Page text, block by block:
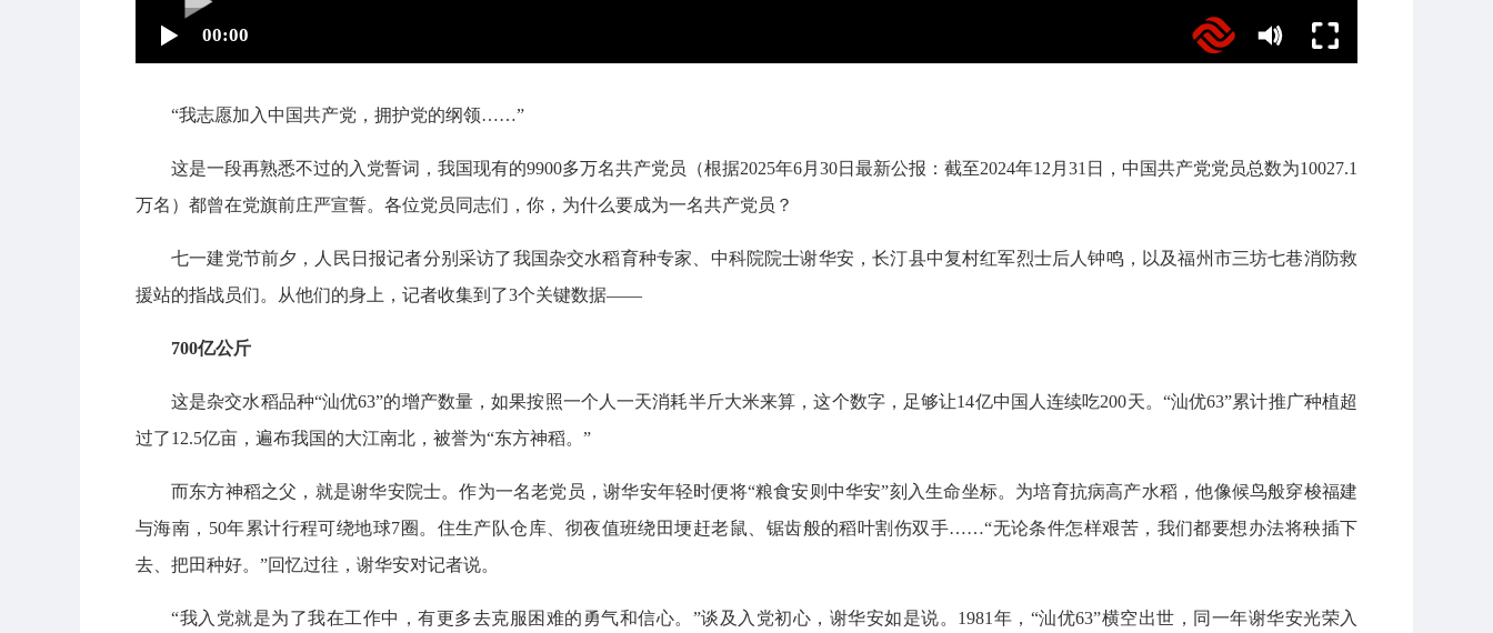
00:00
“我志愿加入中国共产党，拥护党的纲领……”
这是一段再熟悉不过的入党誓词，我国现有的9900多万名共产党员（根据2025年6月30日最新公报：截至2024年12月31日，中国共产党党员总数为10027.1
万名）都曾在党旗前庄严宣誓。各位党员同志们，你，为什么要成为一名共产党员？
七一建党节前夕，人民日报记者分别采访了我国杂交水稻育种专家、中科院院士谢华安，长汀县中复村红军烈士后人钟鸣，以及福州市三坊七巷消防救
援站的指战员们。从他们的身上，记者收集到了3个关键数据——
700亿公斤
这是杂交水稻品种“汕优63”的增产数量，如果按照一个人一天消耗半斤大米来算，这个数字，足够让14亿中国人连续吃200天。“汕优63”累计推广种植超
过了12.5亿亩，遍布我国的大江南北，被誉为“东方神稻。”
而东方神稻之父，就是谢华安院士。作为一名老党员，谢华安年轻时便将“粮食安则中华安”刻入生命坐标。为培育抗病高产水稻，他像候鸟般穿梭福建
与海南，50年累计行程可绕地球7圈。住生产队仓库、彻夜值班绕田埂赶老鼠、锯齿般的稻叶割伤双手……“无论条件怎样艰苦，我们都要想办法将秧插下
去、把田种好。”回忆过往，谢华安对记者说。
“我入党就是为了我在工作中，有更多去克服困难的勇气和信心。”谈及入党初心，谢华安如是说。1981年，“汕优63”横空出世，同一年谢华安光荣入